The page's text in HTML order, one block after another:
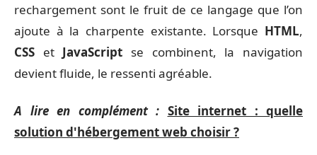
rechargement sont le fruit de ce langage que l’on
ajoute à la charpente existante. Lorsque HTML,
CSS et JavaScript se combinent, la navigation
devient fluide, le ressenti agréable.
A lire en complément : Site internet : quelle
solution d'hébergement web choisir ?